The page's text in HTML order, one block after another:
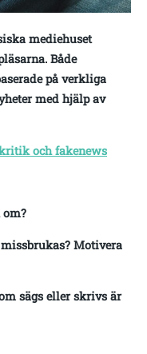
mediehuset
Både
på verkliga
med hjälp av
och fakenews
Motivera
sägs eller skrivs är